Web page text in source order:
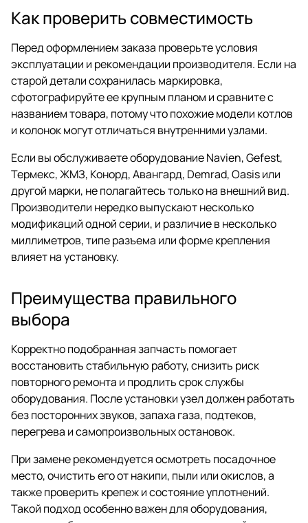
Как проверить совместимость
Перед оформлением заказа проверьте условия
эксплуатации и рекомендации производителя. Если на
старой детали сохранилась маркировка,
сфотографируйте ее крупным планом и сравните с
названием товара, потому что похожие модели котлов
и колонок могут отличаться внутренними узлами.
Если вы обслуживаете оборудование Navien, Gefest,
Термекс, ЖМЗ, Конорд, Авангард, Demrad, Oasis или
другой марки, не полагайтесь только на внешний вид.
Производители нередко выпускают несколько
модификаций одной серии, и различие в несколько
миллиметров, типе разъема или форме крепления
влияет на установку.
Преимущества правильного
выбора
Корректно подобранная запчасть помогает
восстановить стабильную работу, снизить риск
повторного ремонта и продлить срок службы
оборудования. После установки узел должен работать
без посторонних звуков, запаха газа, подтеков,
перегрева и самопроизвольных остановок.
При замене рекомендуется осмотреть посадочное
место, очистить его от накипи, пыли или окислов, а
также проверить крепеж и состояние уплотнений.
Такой подход особенно важен для оборудования,